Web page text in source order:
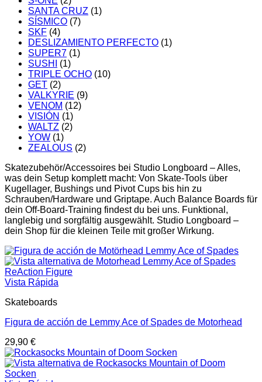
SANTA CRUZ (1)
SÍSMICO (7)
SKF (4)
DESLIZAMIENTO PERFECTO (1)
SUPER7 (1)
SUSHI
(1)
TRIPLE OCHO (10)
GET (2)
VALKYRIE (9)
VENOM (12)
VISIÓN (1)
WALTZ (2)
YOW (1)
ZEALOUS (2)
Skatezubehör/Accessoires bei Studio Longboard – Alles,
was dein Setup komplett macht: Von Skate-Tools über
Kugellager, Bushings und Pivot Cups bis hin zu
Schrauben/Hardware und Griptape. Auch Balance Boards für
dein Off-Board-Training findest du bei uns. Funktional,
langlebig und sorgfältig ausgewählt. Studio Longboard –
dein Shop für die kleinen Teile mit großer Wirkung.
Vista Rápida
Skateboards
Figura de acción de Lemmy Ace of Spades de Motorhead
29,90 €